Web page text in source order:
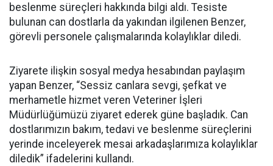
beslenme süreçleri hakkında bilgi aldı. Tesiste
bulunan can dostlarla da yakından ilgilenen Benzer,
görevli personele çalışmalarında kolaylıklar diledi.
Ziyarete ilişkin sosyal medya hesabından paylaşım
yapan Benzer, “Sessiz canlara sevgi, şefkat ve
merhametle hizmet veren Veteriner İşleri
Müdürlüğümüzü ziyaret ederek güne başladık. Can
dostlarımızın bakım, tedavi ve beslenme süreçlerini
yerinde inceleyerek mesai arkadaşlarımıza kolaylıklar
diledik” ifadelerini kullandı.